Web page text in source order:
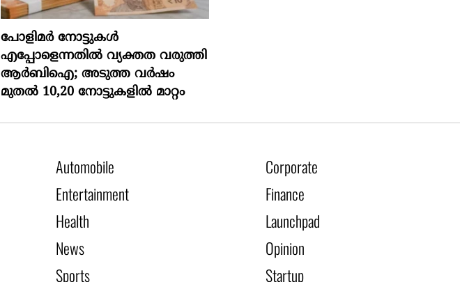
പോളിമർ നോട്ടുകൾ
എപ്പോളെന്നതിൽ വ്യക്തത വരുത്തി
ആർബിഐ; അടുത്ത വർഷം
മുതൽ 10,20 നോട്ടുകളിൽ മാറ്റം
Automobile
Corporate
Entertainment
Finance
Health
Launchpad
News
Opinion
Sports Startup